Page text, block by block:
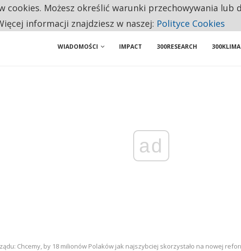
SENIORZY PRZEZNACZAJĄ NA PODSTAWOWE ZAKUPY
WIADOMOŚCI IMPACT 300RESEARCH
ad
Chcemy, by 18 milionów Polaków jak najszybciej skorzystało na nowej
cookies. Możesz określić warunki przechowywania lub
informacji znajdziesz w naszej: Polityce Cookies